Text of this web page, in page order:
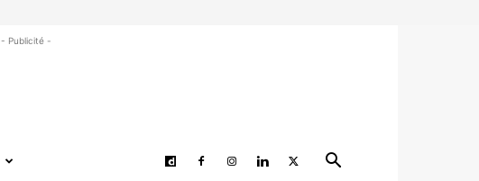
- Publicité -